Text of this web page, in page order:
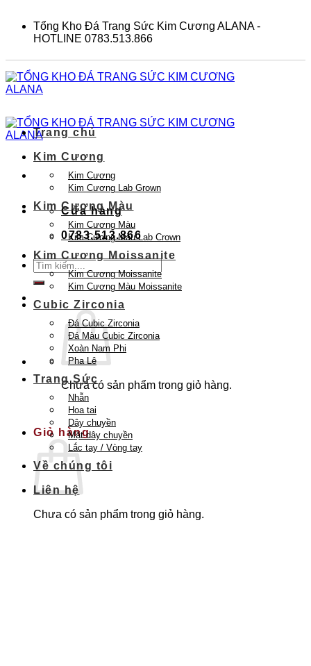
content
Tổng Kho Đá Trang Sức Kim Cương ALANA -
HOTLINE 0783.513.866
Cửa hàng
0783.513.866
Tìm
kiếm:
Chưa có sản phẩm trong giỏ hàng.
Quay trở lại cửa hàng
Giỏ hàng
Chưa có sản phẩm trong giỏ hàng.
Trang chủ
Kim Cương
Kim Cương
Kim Cương Lab Grown
Kim Cương Màu
Kim Cương Màu
Kim Cương Màu Lab Crown
Kim Cương Moissanite
Kim Cương Moissanite
Kim Cương Màu Moissanite
Cubic Zirconia
Đá Cubic Zirconia
Đá Màu Cubic Zirconia
Xoàn Nam Phi
Pha Lê
Trang Sức
Nhẫn
Hoa tai
Dây chuyền
Mặt dây chuyền
Lắc tay / Vòng tay
Về chúng tôi
Liên hệ